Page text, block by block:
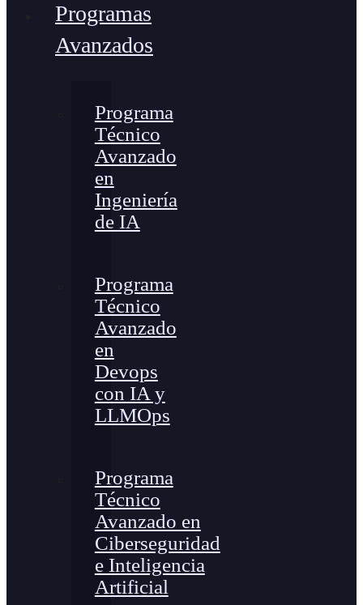
Programas
Avanzados
Programa
Técnico
Avanzado
en
Ingeniería
de IA
Programa
Técnico
Avanzado
en
Devops
con IA y
LLMOps
Programa
Técnico
Avanzado en
Ciberseguridad
e Inteligencia
Artificial